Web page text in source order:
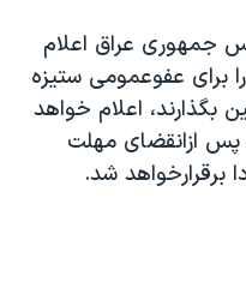
جمهوری عراق اعلام
برای عفوعمومی ستيزه
بگذارند، اعلام خواهد
پس ازانقضای مهلت
برقرارخواهد شد.